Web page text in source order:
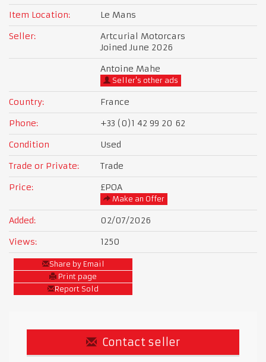
Item Location:
Le Mans
Seller:
Artcurial Motorcars
Joined June 2026
Antoine Mahe
Seller's other ads
Country:
France
Phone:
+33 (0)1 42 99 20 62
Condition
Used
Trade or Private:
Trade
Price:
£POA
Make an Offer
Added:
02/07/2026
Views:
1250
Share by Email
Print page
Report Sold
Contact seller